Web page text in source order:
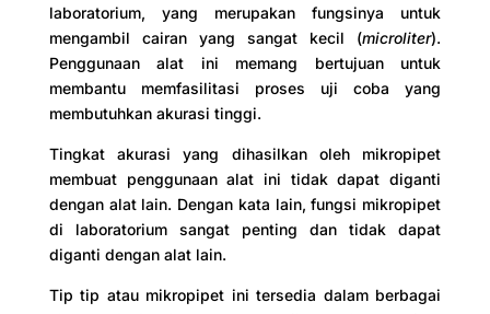
laboratorium, yang merupakan fungsinya untuk
mengambil cairan yang sangat kecil (microliter).
Penggunaan alat ini memang bertujuan untuk
membantu memfasilitasi proses uji coba yang
membutuhkan akurasi tinggi.
Tingkat akurasi yang dihasilkan oleh mikropipet
membuat penggunaan alat ini tidak dapat diganti
dengan alat lain. Dengan kata lain, fungsi mikropipet
di laboratorium sangat penting dan tidak dapat
diganti dengan alat lain.
Tip tip atau mikropipet ini tersedia dalam berbagai